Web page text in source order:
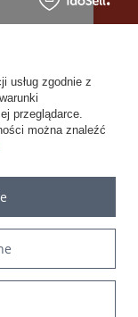
usług zgodnie z
przeglądarce.
można znaleźć